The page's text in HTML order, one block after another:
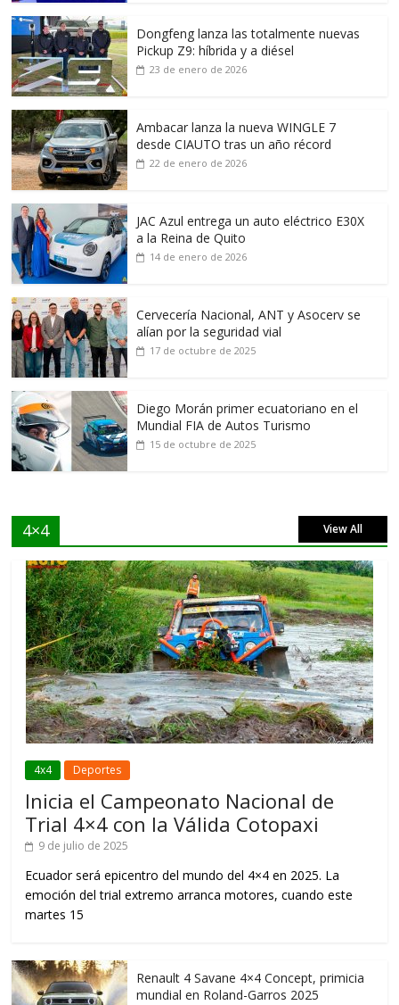
Dongfeng lanza las totalmente nuevas
Pickup Z9: híbrida y a diésel
23 de enero de 2026
Ambacar lanza la nueva WINGLE 7
desde CIAUTO tras un año récord
22 de enero de 2026
JAC Azul entrega un auto eléctrico E30X
a la Reina de Quito
14 de enero de 2026
Cervecería Nacional, ANT y Asocerv se
alían por la seguridad vial
17 de octubre de 2025
Diego Morán primer ecuatoriano en el
Mundial FIA de Autos Turismo
15 de octubre de 2025
4×4 View All
4x4 Deportes
Inicia el Campeonato Nacional de
Trial 4×4 con la Válida Cotopaxi
9 de julio de 2025
Ecuador será epicentro del mundo del 4×4 en 2025. La
emoción del trial extremo arranca motores, cuando este
martes 15
Renault 4 Savane 4×4 Concept, primicia
mundial en Roland-Garros 2025